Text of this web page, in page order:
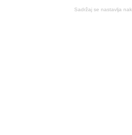
Sadržaj se nastavlja